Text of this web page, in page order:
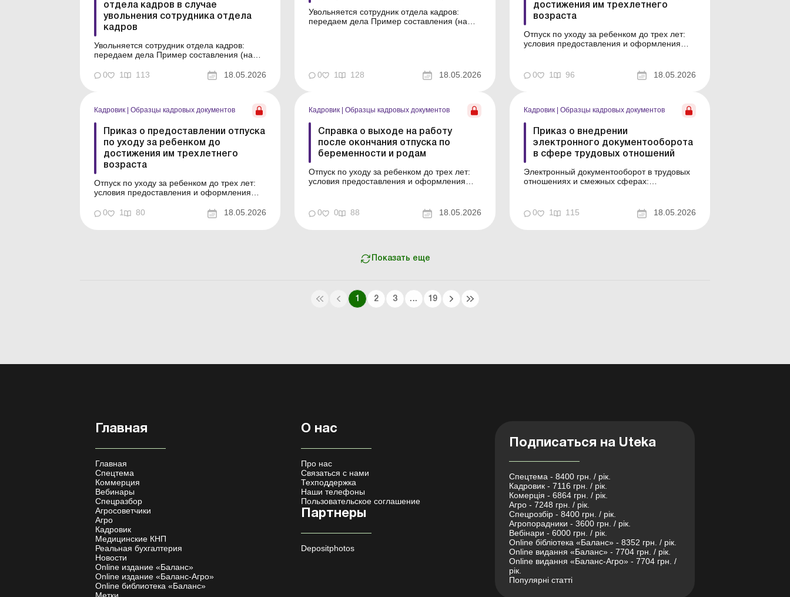
отдела кадров в случае
увольнения сотрудника отдела
кадров
Увольняется сотрудник отдела кадров:
передаем дела Пример составления (на
также: Акт о приеме-передаче
документации отдела кадров ...
0 1 113 18.05.2026
Увольняется сотрудник отдела кадров:
передаем дела Пример составления (на
0 1 128 18.05.2026
достижения им трехлетнего
возраста
Отпуск по уходу за ребенком до трех лет:
условия предоставления и оформления
предоставлении отпуска по уходу за
ребенком до достижения им трехлетнего
0 1 96 18.05.2026
Кадровик Образцы кадровых документов
Приказ о предоставлении отпуска
по уходу за ребенком до
достижения им трехлетнего
возраста
Отпуск по уходу за ребенком до трех лет:
условия предоставления и оформления
Образец для загрузки См. также: Заявление
о предоставлении отпуска по уходу за
0 1 80 18.05.2026
Кадровик Образцы кадровых документов
Справка о выходе на работу
после окончания отпуска по
беременности и родам
Отпуск по уходу за ребенком до трех лет:
условия предоставления и оформления
о предоставлении отпуска по уходу за
ребенком до достижения им трехлетнего
0 0 88 18.05.2026
Кадровик Образцы кадровых документов
Приказ о внедрении
электронного документооборота
в сфере трудовых отношений
Электронный документооборот в трудовых
отношениях и смежных сферах:
для загрузки
0 1 115 18.05.2026
Показать еще
1 2 3 ... 19
Главная
Главная
Спецтема
Коммерция
Вебинары
Спецразбор
Агросоветчики
Агро
Кадровик
Медицинские КНП
Реальная бухгалтерия
Новости
Online издание «Баланс»
Online издание «Баланс-Агро»
Online библиотека «Баланс»
Метки
О нас
Про нас
Связаться с нами
Техподдержка
Наши телефоны
Пользовательское соглашение
Партнеры
Depositphotos
Подписаться на Uteka
Спецтема - 8400 грн. / рік.
Кадровик - 7116 грн. / рік.
Комерція - 6864 грн. / рік.
Агро - 7248 грн. / рік.
Спецрозбір - 8400 грн. / рік.
Агропорадники - 3600 грн. / рік.
Вебінари - 6000 грн. / рік.
Online бібліотека «Баланс» - 8352 грн. / рік.
Online видання «Баланс» - 7704 грн. / рік.
Online видання «Баланс-Агро» - 7704 грн. /
рік.
Популярні статті